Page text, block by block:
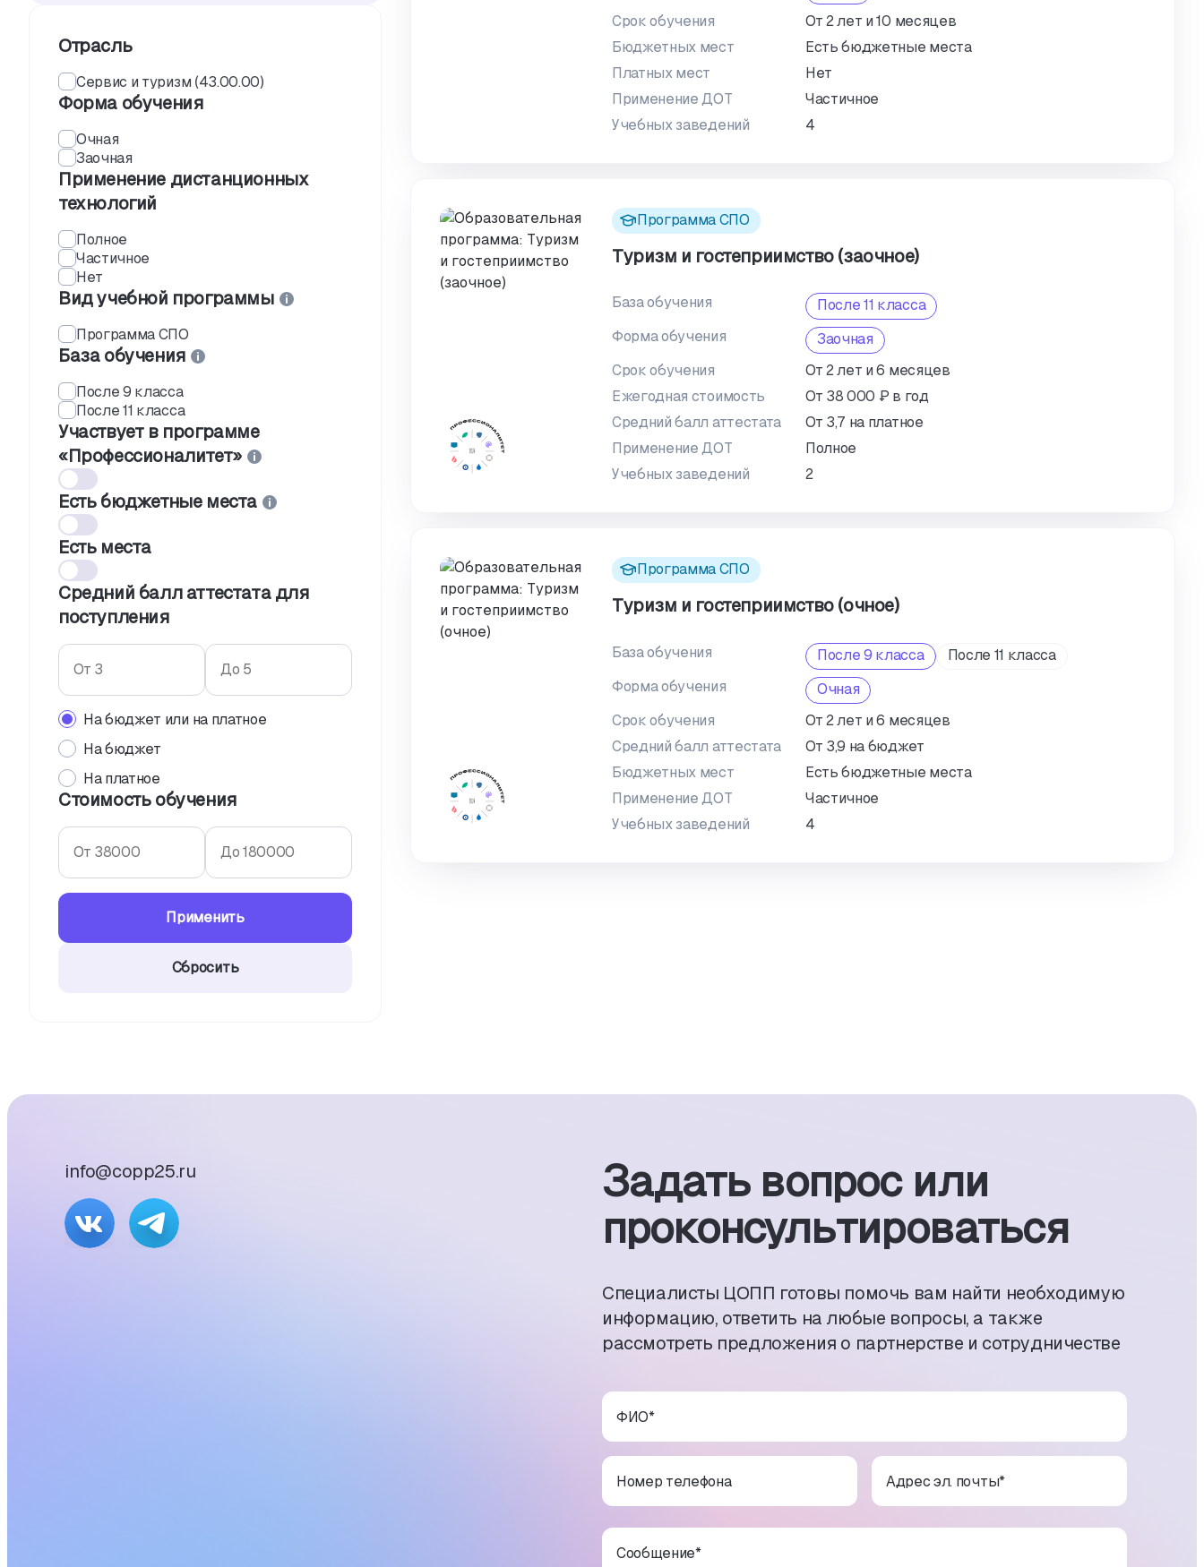
Отрасль
Сервис и туризм (43.00.00)
Форма обучения
Очная
Заочная
Применение дистанционных
технологий
Полное
Частичное
Нет
Вид учебной программы
Программа СПО
База обучения
После 9 класса
После 11 класса
Участвует в программе
«Профессионалитет»
Есть бюджетные места
Есть места
Средний балл аттестата для
поступления
На бюджет или на платное
На бюджет
На платное
Стоимость обучения
Применить
Сбросить
Срок обучения
От 2 лет и 10 месяцев
Бюджетных мест
Есть бюджетные места
Платных мест
Нет
Применение ДОТ
Частичное
Учебных заведений
4
Программа СПО
Туризм и гостеприимство (заочное)
База обучения
После 11 класса
Форма обучения
Заочная
Срок обучения
От 2 лет и 6 месяцев
Ежегодная стоимость
От 38 000 ₽ в год
Средний балл аттестата
От 3,7 на платное
Применение ДОТ
Полное
Учебных заведений
2
Программа СПО
Туризм и гостеприимство (очное)
База обучения После 9 класса
После 11 класса
Форма обучения
Очная
Срок обучения
От 2 лет и 6 месяцев
Средний балл аттестата
От 3,9 на бюджет
Бюджетных мест
Есть бюджетные места
Применение ДОТ
Частичное
Учебных заведений
4
info@copp25.ru
Задать вопрос или
проконсуль­тиро­ваться
Специалисты ЦОПП готовы помочь вам найти необходимую
информацию, ответить на любые вопросы, а также
рассмотреть предложения о партнерстве и сотрудничестве
ФИО*
Номер телефона Адрес эл. почты*
Сообщение*